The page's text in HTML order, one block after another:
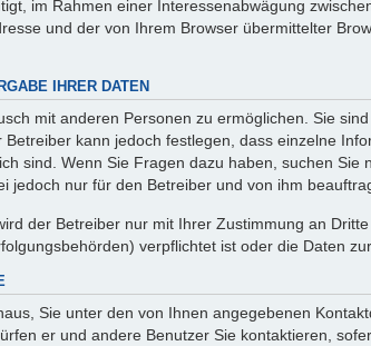
im Rahmen einer Interessenabwägung
und der von Ihrem Browser übermittelter
IHRER DATEN
mit anderen Personen zu ermöglichen. Sie
kann jedoch festlegen, dass einzelne
sind. Wenn Sie Fragen dazu haben, suchen
jedoch nur für den Betreiber und von ihm
der Betreiber nur mit Ihrer Zustimmung an
verpflichtet ist oder die Daten
Sie unter den von Ihnen angegebenen
er und andere Benutzer Sie kontaktieren,